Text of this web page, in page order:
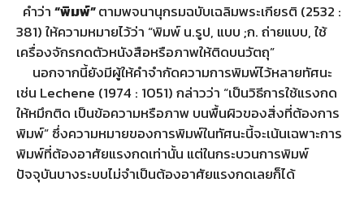
คำว่า“พิมพ์”ตามพจนานุกรมฉบับเฉลิมพระเกียรติ (2532 :
381) ให้ความหมายไว้ว่า “พิมพ์ น.รูป, แบบ ;ก. ถ่ายแบบ, ใช้
เครื่องจักรกดตัวหนังสือหรือภาพให้ติดบนวัตถุ”
นอกจากนี้ยังมีผู้ให้คำจำกัดความการพิมพ์ไว้หลายทัศนะ
เช่น Lechene (1974 : 1051) กล่าวว่า “เป็นวิธีการใช้แรงกด
ให้หมึกติด เป็นข้อความหรือภาพ บนพื้นผิวของสิ่งที่ต้องการ
พิมพ์” ซึ่งความหมายของการพิมพ์ในทัศนะนี้จะเน้นเฉพาะการ
พิมพ์ที่ต้องอาศัยแรงกดเท่านั้น แต่ในกระบวนการพิมพ์
ปัจจุบันบางระบบไม่จำเป็นต้องอาศัยแรงกดเลยก็ได้